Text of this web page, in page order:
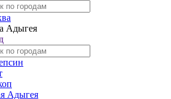
Адыгея
Адыгея